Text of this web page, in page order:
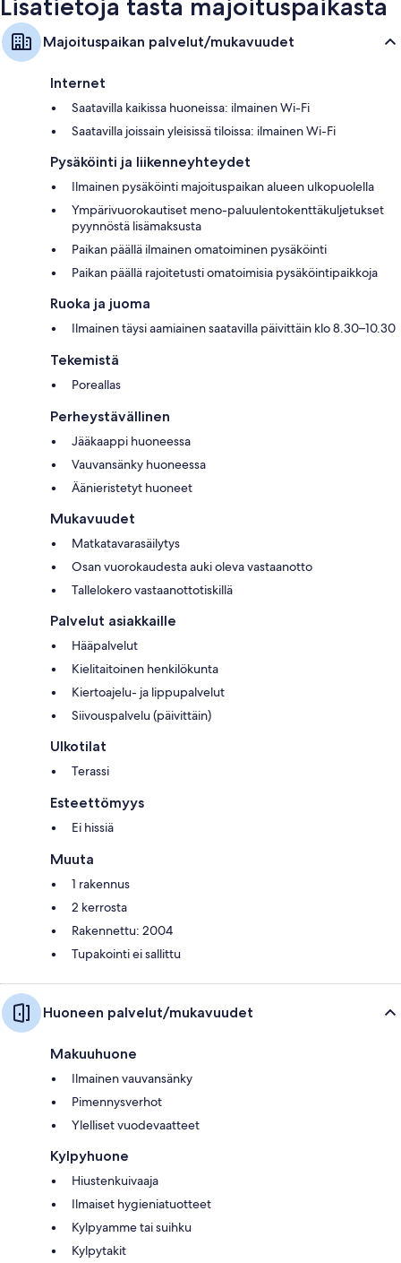
Lisätietoja tästä majoituspaikasta
Majoituspaikan palvelut/mukavuudet
Internet
Saatavilla kaikissa huoneissa: ilmainen Wi-Fi
Saatavilla joissain yleisissä tiloissa: ilmainen Wi-Fi
Pysäköinti ja liikenneyhteydet
Ilmainen pysäköinti majoituspaikan alueen ulkopuolella
Ympärivuorokautiset meno-paluulentokenttäkuljetukset
pyynnöstä lisämaksusta
Paikan päällä ilmainen omatoiminen pysäköinti
Paikan päällä rajoitetusti omatoimisia pysäköintipaikkoja
Ruoka ja juoma
Ilmainen täysi aamiainen saatavilla päivittäin klo 8.30–10.30
Tekemistä
Poreallas
Perheystävällinen
Jääkaappi huoneessa
Vauvansänky huoneessa
Äänieristetyt huoneet
Mukavuudet
Matkatavarasäilytys
Osan vuorokaudesta auki oleva vastaanotto
Tallelokero vastaanottotiskillä
Palvelut asiakkaille
Hääpalvelut
Kielitaitoinen henkilökunta
Kiertoajelu- ja lippupalvelut
Siivouspalvelu (päivittäin)
Ulkotilat
Terassi
Esteettömyys
Ei hissiä
Muuta
1 rakennus
2 kerrosta
Rakennettu: 2004
Tupakointi ei sallittu
Huoneen palvelut/mukavuudet
Makuuhuone
Ilmainen vauvansänky
Pimennysverhot
Ylelliset vuodevaatteet
Kylpyhuone
Hiustenkuivaaja
Ilmaiset hygieniatuotteet
Kylpyamme tai suihku
Kylpytakit